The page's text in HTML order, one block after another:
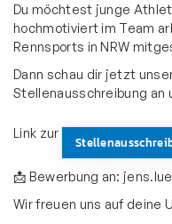
Du möchtest junge
hochmotiviert im Team
Rennsports in NRW
Dann schau dir jetzt
Stellenausschreibung an
Link zur
📩 Bewerbung an:
Wir freuen uns auf deine